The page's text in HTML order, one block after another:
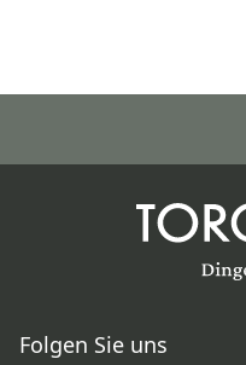
Folgen Sie uns